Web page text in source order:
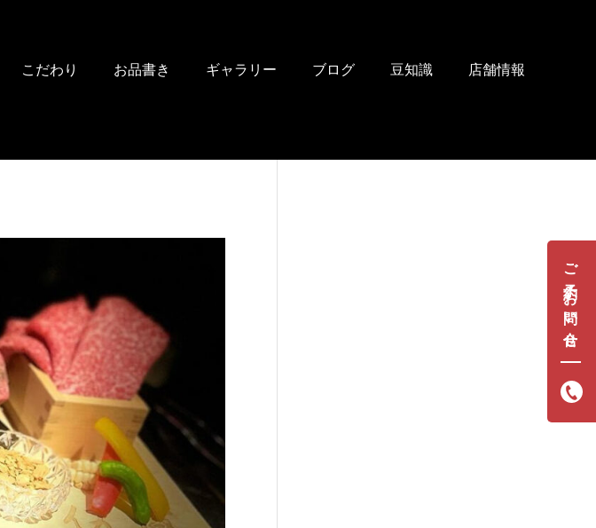
こだわり お品書き ギャラリー ブログ 豆知識 店舗情報
ご予約・お問い合せ